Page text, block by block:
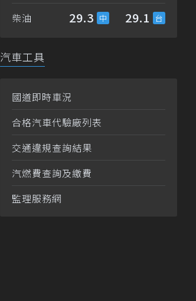
柴油 29.3 29.1
汽車工具
國道即時車況
合格汽車代驗廠列表
交通違規查詢結果
汽燃費查詢及繳費
監理服務網